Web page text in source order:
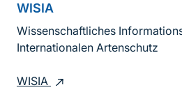
WISIA
Wissenschaftliches
Internationalen Artenschutz
WISIA